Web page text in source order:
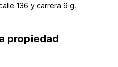
136 y carrera 9 g.
propiedad